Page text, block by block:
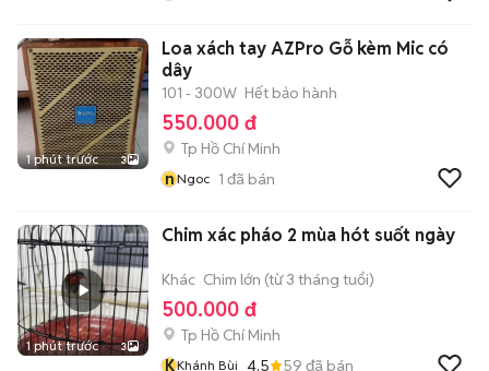
1 phút trước 3
Loa xách tay AZPro Gỗ kèm Mic có
dây
101 - 300W Hết bảo hành
550.000 đ
Tp Hồ Chí Minh
nNgoc 1 đã bán
1 phút trước 3
Chim xác pháo 2 mùa hót suốt ngày
Khác Chim lớn (từ 3 tháng tuổi)
500.000 đ
Tp Hồ Chí Minh
KKhánh Bùi 4.5 59 đã bán